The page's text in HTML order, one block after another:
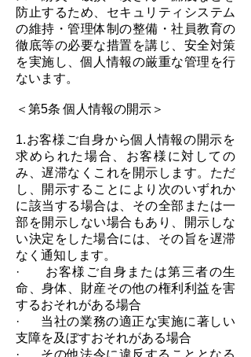
防止するため、セキュリティシステム
の維持・管理体制の整備・社員教育の
徹底等の必要な措置を講じ、安全対策
を実施し、個人情報の厳重な管理を行
ないます。
＜第5条 個人情報の開示＞
1.お客様ご自身から個人情報の開示を
求められた場合、お客様に対しての
み、遅滞なくこれを開示します。ただ
し、開示することにより次のいずれか
に該当する場合は、その全部または一
部を開示しない場合もあり、開示しな
い決定をした場合には、その旨を遅滞
なく通知します。
· お客様ご自身または第三者の生
命、身体、財産その他の権利利益を害
するおそれがある場合
· 当社の業務の適正な実施に著しい
支障を及ぼすおそれがある場合
· その他法令に違反することとなる